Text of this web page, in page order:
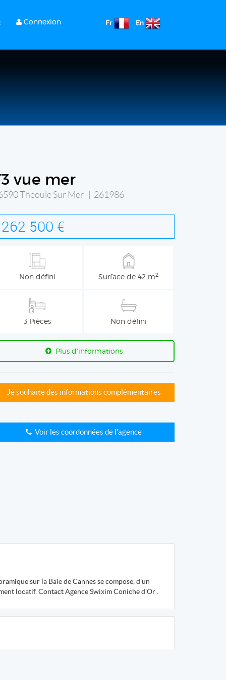
Connexion Fr En
vue mer
Theoule Sur Mer | 261986
262 500 €
Non défini Surface de 42 m2
3 Pièces Non défini
Plus d'informations
Je souhaite des informations complémentaires
Voir les coordonnées de l'agence
sur la Baie de Cannes se compose, d'un
locatif. Contact Agence Swixim Coniche d'Or .